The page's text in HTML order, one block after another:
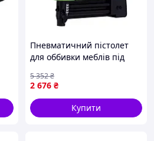
Пневматичний пістолет
для оббивки меблів під
(Німеччина),
Пневматичний пістолет
для меблів, XMU
2 676 ₴
5 352₴
Купити